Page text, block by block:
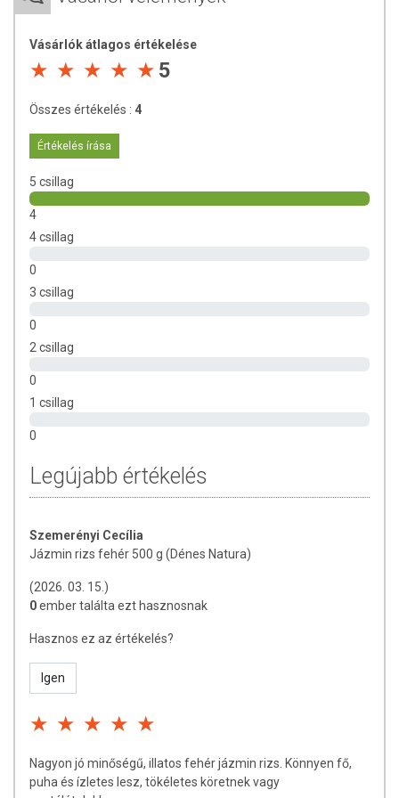
Vásárlók átlagos értékelése
5
Összes értékelés : 4
Értékelés írása
5 csillag
4
4 csillag
0
3 csillag
0
2 csillag
0
1 csillag
0
Legújabb értékelés
Szemerényi Cecília
Jázmin rizs fehér 500 g (Dénes Natura)
(2026. 03. 15.)
0ember találta ezt hasznosnak
Hasznos ez az értékelés?
Igen
Nagyon jó minőségű, illatos fehér jázmin rizs. Könnyen fő,
puha és ízletes lesz, tökéletes köretnek vagy